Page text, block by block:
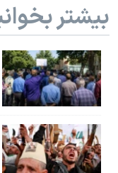
اسرائیل در جنگ
نرگس محمدی برنده
همایش
صفحه‌های ویژه
بیشتر